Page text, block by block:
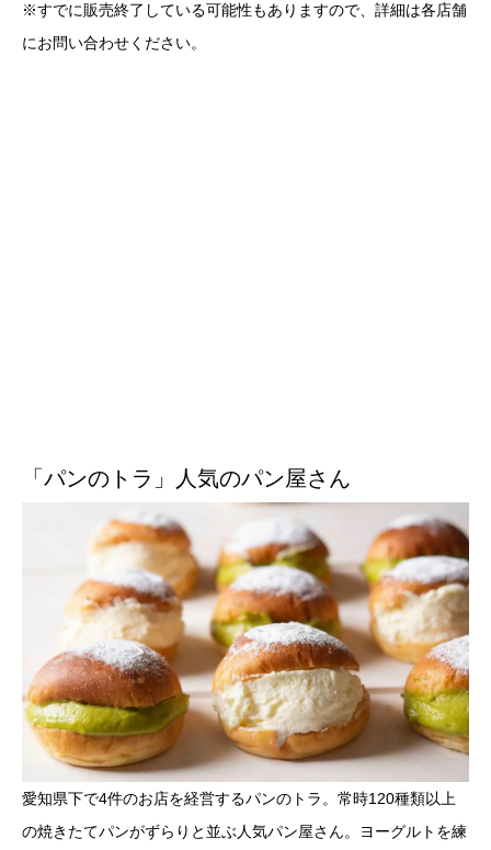
※すでに販売終了している可能性もありますので、詳細は各店舗
にお問い合わせください。
「パンのトラ」人気のパン屋さん
愛知県下で4件のお店を経営するパンのトラ。常時120種類以上
の焼きたてパンがずらりと並ぶ人気パン屋さん。ヨーグルトを練